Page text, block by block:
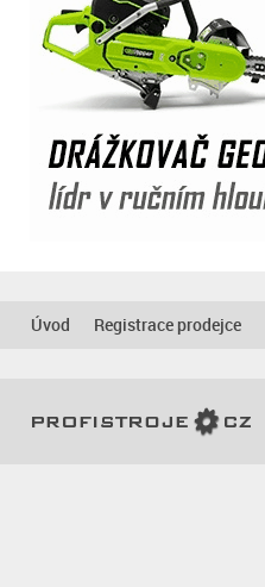
Úvod Registrace prodejce